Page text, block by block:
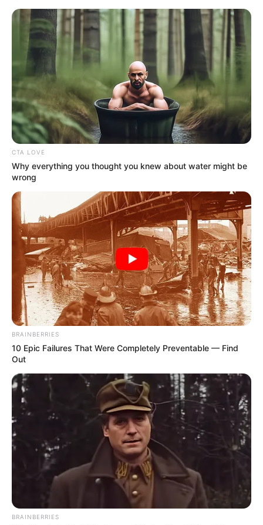
CTA LOVE
Why everything you thought you knew about water might be
wrong
BRAINBERRIES
10 Epic Failures That Were Completely Preventable — Find
Out
BRAINBERRIES